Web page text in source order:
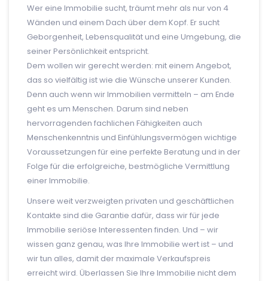
Wer eine Immobilie sucht, träumt mehr als nur von 4
Wänden und einem Dach über dem Kopf. Er sucht
Geborgenheit, Lebensqualität und eine Umgebung, die
seiner Persönlichkeit entspricht.
Dem wollen wir gerecht werden: mit einem Angebot,
das so vielfältig ist wie die Wünsche unserer Kunden.
Denn auch wenn wir Immobilien vermitteln – am Ende
geht es um Menschen. Darum sind neben
hervorragenden fachlichen Fähigkeiten auch
Menschenkenntnis und Einfühlungsvermögen wichtige
Voraussetzungen für eine perfekte Beratung und in der
Folge für die erfolgreiche, bestmögliche Vermittlung
einer Immobilie.
Unsere weit verzweigten privaten und geschäftlichen
Kontakte sind die Garantie dafür, dass wir für jede
Immobilie seriöse Interessenten finden. Und – wir
wissen ganz genau, was Ihre Immobilie wert ist – und
wir tun alles, damit der maximale Verkaufspreis
erreicht wird. Überlassen Sie Ihre Immobilie nicht dem